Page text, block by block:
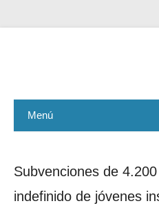
ASEMAR
Menú
Subvenciones de
indefinido de jóvenes